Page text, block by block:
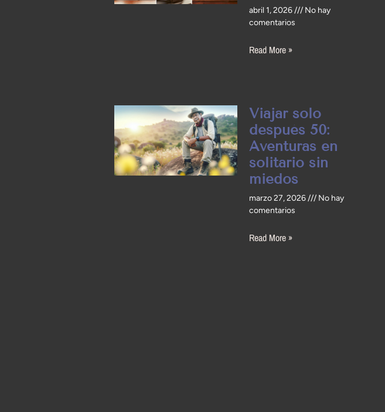
abril 1, 2026
No hay
comentarios
Read More »
Viajar solo
después 50:
Aventuras en
solitario sin
miedos
marzo 27, 2026
No hay
comentarios
Read More »